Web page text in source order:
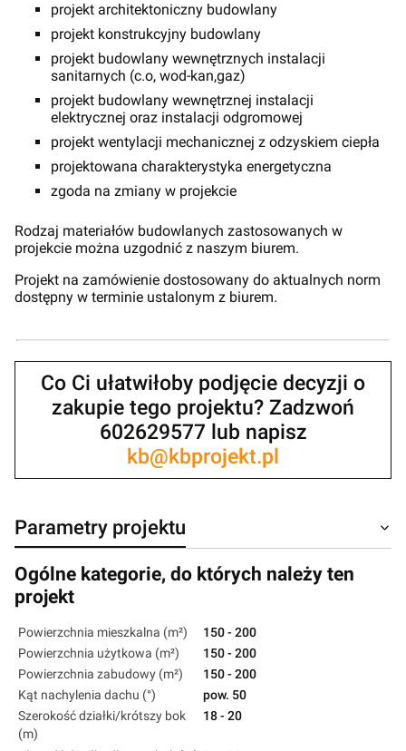
projekt architektoniczny budowlany
projekt konstrukcyjny budowlany
projekt budowlany wewnętrznych instalacji
sanitarnych (c.o, wod-kan,gaz)
projekt budowlany wewnętrznej instalacji
elektrycznej oraz instalacji odgromowej
projekt wentylacji mechanicznej z odzyskiem ciepła
projektowana charakterystyka energetyczna
zgoda na zmiany w projekcie
Rodzaj materiałów budowlanych zastosowanych w
projekcie można uzgodnić z naszym biurem.
Projekt na zamówienie dostosowany do aktualnych norm
dostępny w terminie ustalonym z biurem.
Co Ci ułatwiłoby podjęcie decyzji o
zakupie tego projektu? Zadzwoń
602629577 lub napisz
kb@kbprojekt.pl
Parametry projektu
Ogólne kategorie, do których należy ten
projekt
Powierzchnia mieszkalna (m²)
150 - 200
Powierzchnia użytkowa (m²)
150 - 200
Powierzchnia zabudowy (m²)
150 - 200
Kąt nachylenia dachu (°)
pow. 50
Szerokość działki/krótszy bok
(m)
18 - 20